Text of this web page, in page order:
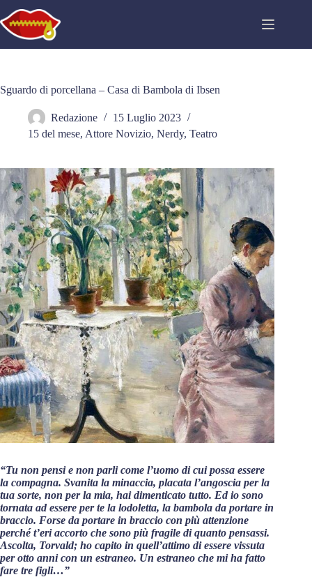
al
contenuto
Sguardo di porcellana – Casa di Bambola di Ibsen
Redazione
15 Luglio 2023
15 del mese, Attore Novizio, Nerdy, Teatro
“Tu non pensi e non parli come l’uomo di cui possa essere
la compagna. Svanita la minaccia, placata l’angoscia per la
tua sorte, non per la mia, hai dimenticato tutto. Ed io sono
tornata ad essere per te la lodoletta, la bambola da portare in
braccio. Forse da portare in braccio con più attenzione
perché t’eri accorto che sono più fragile di quanto pensassi.
Ascolta, Torvald; ho capito in quell’attimo di essere vissuta
per otto anni con un estraneo. Un estraneo che mi ha fatto
fare tre figli…”